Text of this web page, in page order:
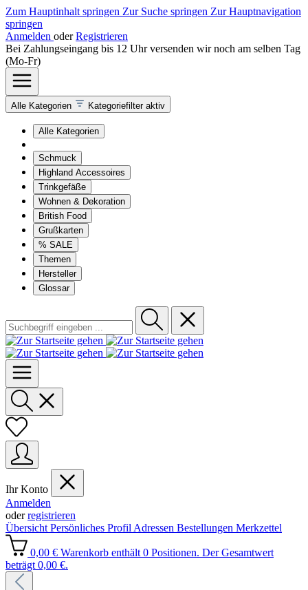
Zum Hauptinhalt springen Zur Suche springen Zur Hauptnavigation
springen
Anmelden oder Registrieren
Bei Zahlungseingang bis 12 Uhr versenden wir noch am selben Tag
(Mo-Fr)
Alle Kategorien Kategoriefilter aktiv
Alle Kategorien
Schmuck
Highland Accessoires
Trinkgefäße
Wohnen & Dekoration
British Food
Grußkarten
% SALE
Themen
Hersteller
Glossar
Ihr Konto
Anmelden
oderregistrieren
Übersicht Persönliches Profil Adressen Bestellungen Merkzettel
0,00 € Warenkorb enthält 0 Positionen. Der Gesamtwert
beträgt 0,00 €.